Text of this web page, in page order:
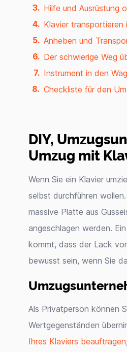
Hilfe und Ausrüstung
Klavier transportieren
Anheben und
Der schwierige Weg
Instrument in den
Checkliste für den
DIY,
Umzug mit
Wenn Sie ein Klavier
selbst durchführen
massive Platte aus
angeschlagen werden.
kommt, dass der Lack
bewusst sein, wenn Sie
Als Privatperson können
Wertgegenständen
Ihres Klaviers beauftragen